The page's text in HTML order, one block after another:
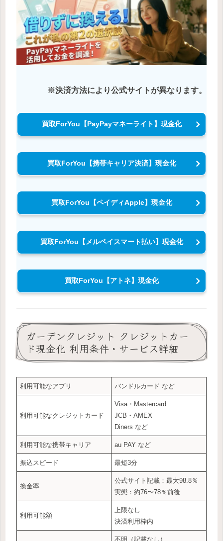
※決済方法により公式サイトが異なります。
買取ForYou【PayPayマネーライト】現金化
買取ForYou【携帯キャリア決済】現金化
買取ForYou【ペイディApple】現金化
買取ForYou【メルペイスマート払い】現金化
買取ForYou【アトネ】現金化
ガーデンクレジット クレジットカー
ド現金化 利用条件・サービス詳細
利用可能なアプリ バンドルカード など
利用可能なクレジットカード
Visa・Mastercard
JCB・AMEX
Diners など
利用可能な携帯キャリア au PAY など
振込スピード 最短3分
換金率
公式サイト記載：最大98.8％
実態：約76〜78％前後
利用可能額
上限なし
決済利用枠内
不明（記載なし）